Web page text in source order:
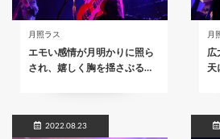
月照ラス
エモい感情が月明かりに照ら
され、嬉しく胸を揺さぶる…
月
広
天
2022.08.23